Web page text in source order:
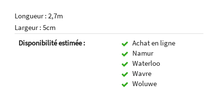
Longueur : 2,7m
Largeur : 5cm
Disponibilité estimée :
Achat en ligne
Namur
Waterloo
Wavre
Woluwe